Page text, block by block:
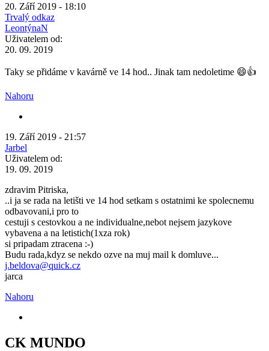
20. Září 2019 - 18:10
Trvalý odkaz
LeontýnaN
Uživatelem od:
20. 09. 2019
Taky se přidáme v kavárně ve 14 hod.. Jinak tam nedoletime 😄👍
Nahoru
19. Září 2019 - 21:57
Jarbel
Uživatelem od:
19. 09. 2019
zdravim Pitriska,
..i ja se rada na letišti ve 14 hod setkam s ostatnimi ke spolecnemu
odbavovani,i pro to
cestuji s cestovkou a ne individualne,nebot nejsem jazykove
vybavena a na letistich(1xza rok)
si pripadam ztracena :-)
Budu rada,kdyz se nekdo ozve na muj mail k domluve...
j.beldova@quick.cz
jarca
Nahoru
CK MUNDO